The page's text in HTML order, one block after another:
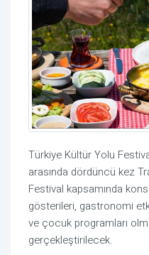
Türkiye Kültür Yolu
arasında dördüncü kez
Festival kapsamında
gösterileri, gastronomi
ve çocuk programları
gerçekleştirilecek.